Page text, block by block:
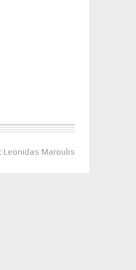
Leonidas Maroulis